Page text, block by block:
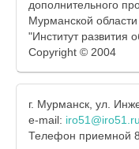
дополнительного
Мурманской области
"Институт развития
Copyright © 2004
г. Мурманск, ул.
e-mail: iro51@iro51.ru
Телефон приемной